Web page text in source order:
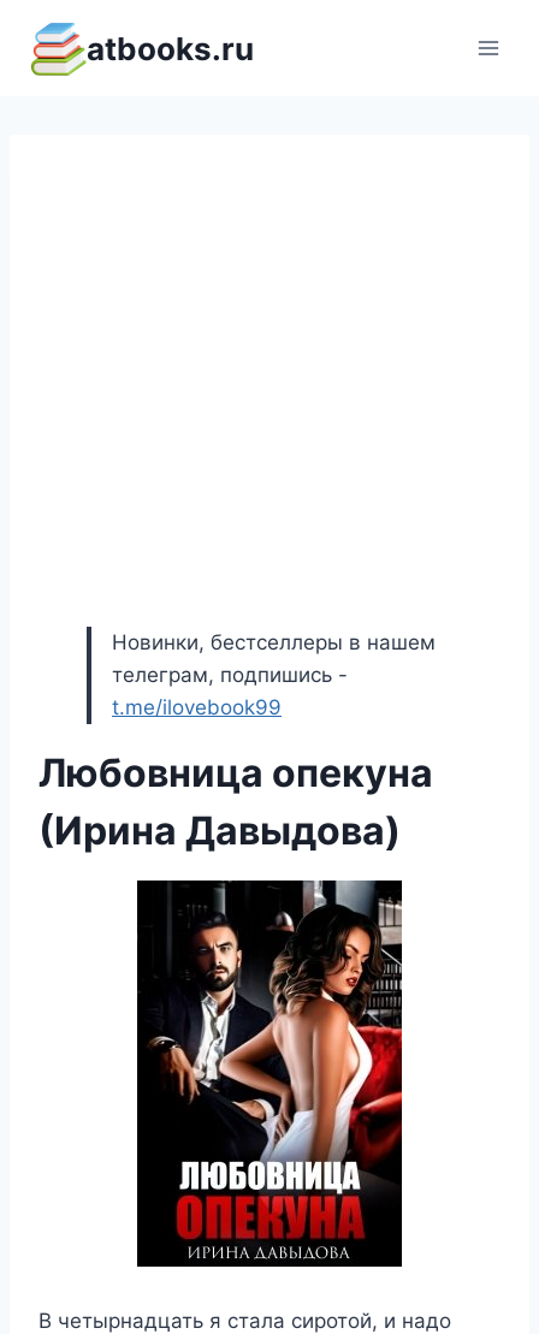
содержимому
atbooks.ru
Новинки, бестселлеры в нашем
телеграм, подпишись -
t.me/ilovebook99
Любовница опекуна
(Ирина Давыдова)
В четырнадцать я стала сиротой, и надо